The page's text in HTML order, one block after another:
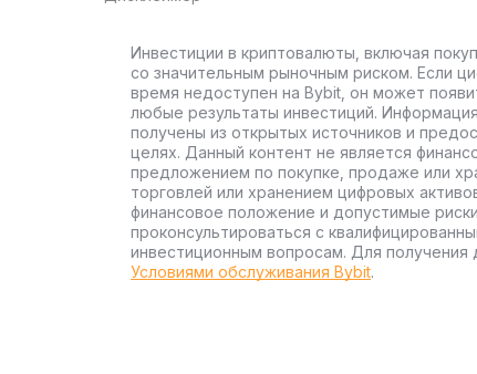
Инвестиции в криптовалюты, включая
со значительным рыночным риском. Если
время недоступен на Bybit, он может
любые результаты инвестиций.
получены из открытых источников и
целях. Данный контент не является
предложением по покупке, продаже или
торговлей или хранением цифровых
финансовое положение и допустимые
проконсультироваться с
инвестиционным вопросам. Для получения
Условиями обслуживания Bybit.